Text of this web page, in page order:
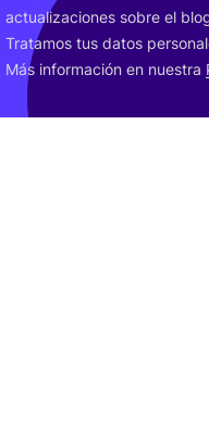
actua­li­za­cio­nes sobre el
Tra­ta­mos tus datos
Más infor­ma­ción en nues­tra